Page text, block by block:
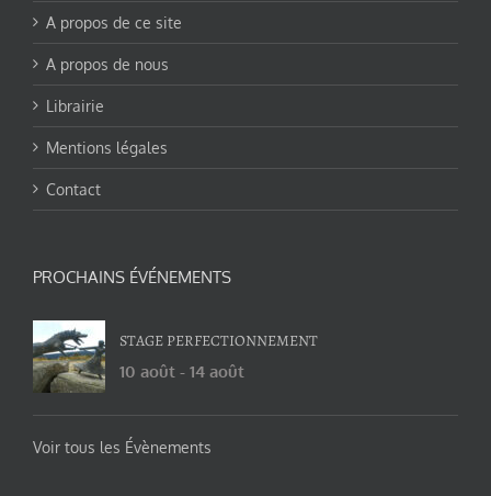
A propos de ce site
A propos de nous
Librairie
Mentions légales
Contact
PROCHAINS ÉVÉNEMENTS
STAGE PERFECTIONNEMENT
10 août - 14 août
Voir tous les Évènements